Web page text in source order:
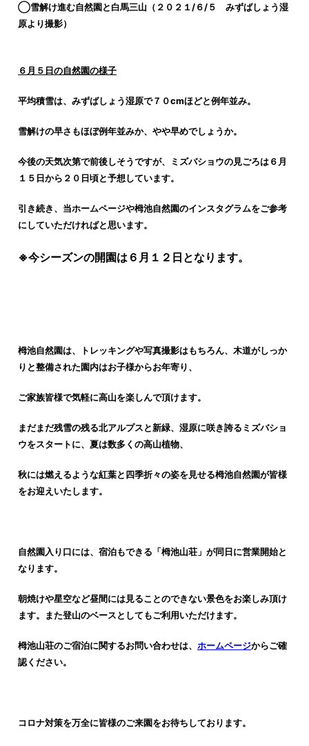
◯雪解け進む自然園と白馬三山（２０２１/６/５ みずばしょう湿
原より撮影）
６月５日の自然園の様子
平均積雪は、みずばしょう湿原で７０cmほどと例年並み。
雪解けの早さもほぼ例年並みか、やや早めでしょうか。
今後の天気次第で前後しそうですが、ミズバショウの見ごろは６月
１５日から２０日頃と予想しています。
引き続き、当ホームページや栂池自然園のインスタグラムをご参考
にしていただければと思います。
※今シーズンの開園は６月１２日となります。
栂池自然園は、トレッキングや写真撮影はもちろん、木道がしっか
りと整備された園内はお子様からお年寄り、
ご家族皆様で気軽に高山を楽しんで頂けます。
まだまだ残雪の残る北アルプスと新緑、湿原に咲き誇るミズバショ
ウをスタートに、夏は数多くの高山植物、
秋には燃えるような紅葉と四季折々の姿を見せる栂池自然園が皆様
をお迎えいたします。
自然園入り口には、宿泊もできる「栂池山荘」が同日に営業開始と
なります。
朝焼けや星空など昼間には見ることのできない景色をお楽しみ頂け
ます。また登山のベースとしてもご利用いただけます。
栂池山荘のご宿泊に関するお問い合わせは、 ホームページからご確
認ください。
コロナ対策を万全に皆様のご来園をお待ちしております。